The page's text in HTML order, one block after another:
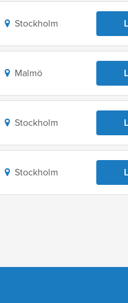
Stockholm
Malmö
Stockholm
Stockholm